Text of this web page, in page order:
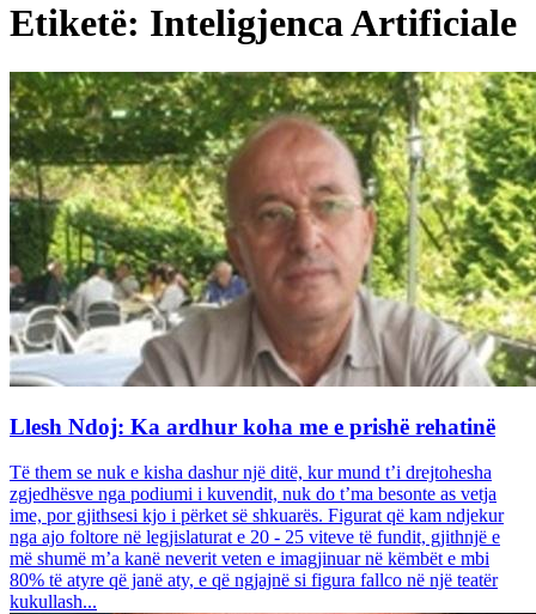
Etiketë: Inteligjenca Artificiale
Llesh Ndoj: Ka ardhur koha me e prishë rehatinë
Të them se nuk e kisha dashur një ditë, kur mund t’i drejtohesha
zgjedhësve nga podiumi i kuvendit, nuk do t’ma besonte as vetja
ime, por gjithsesi kjo i përket së shkuarës. Figurat që kam ndjekur
nga ajo foltore në legjislaturat e 20 - 25 viteve të fundit, gjithnjë e
më shumë m’a kanë neverit veten e imagjinuar në këmbët e mbi
80% të atyre që janë aty, e që ngjajnë si figura fallco në një teatër
kukullash...